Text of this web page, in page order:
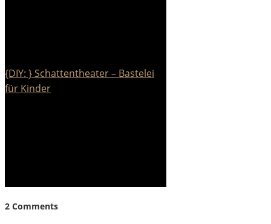
{DIY: } Schattentheater – Bastelei
für Kinder
2 Comments